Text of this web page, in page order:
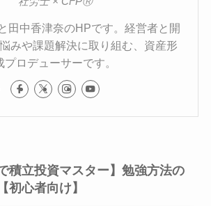
田中香津奈のHPです。経営者と開
みや課題解決に取り組む、資産形
プロデューサーです。
積立投資マスター】勉強方法の
初心者向け】